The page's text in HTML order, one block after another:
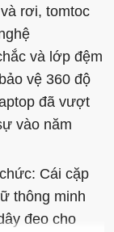
rơi, tomtoc
và lớp đệm
vệ 360 độ
đã vượt
vào năm
Cái cặp
thông minh
đeo cho